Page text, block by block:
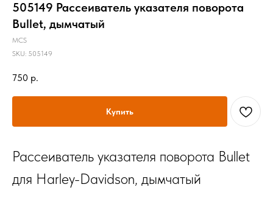
505149 Рассеиватель указателя поворота
Bullet, дымчатый
MCS
SKU: 505149
750 р.
Купить
Рассеиватель указателя поворота Bullet
для Harley-Davidson, дымчатый